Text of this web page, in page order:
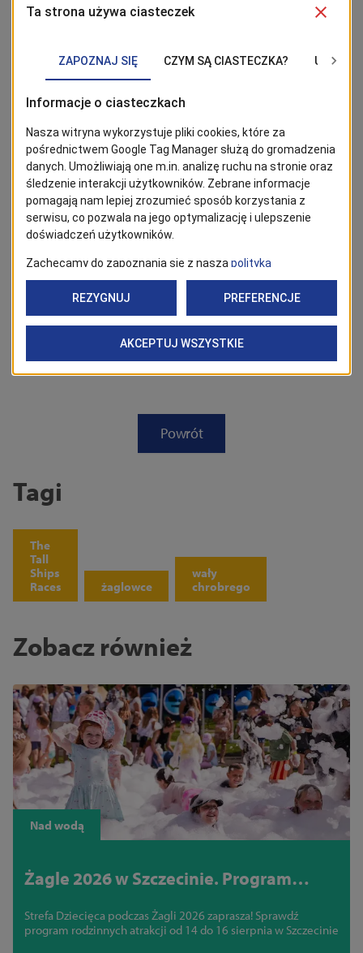
Kilonia (22–25 czerwca) – Turku (6–9 lipca) – Tallinn
Szczecin organizował finały The Tall Ships Races w
latach: 2007, 2013, 2017 i 2024.
BĄDŹ NA BIEŻĄCO!
Kliknij w przycisk „Obserwuj”, aby być bieżąco z
wiadomościami ze Szczecina. Najbardziej interesujące wpisy
znajdziesz w Google News!
Powrót
Tagi
The
Tall
Ships
Races
żaglowce
wały
chrobrego
Zobacz również
Nad wodą
Żagle 2026 w Szczecinie. Program
Strefa Dziecięca podczas Żagli 2026 zaprasza! Sprawdź
program rodzinnych atrakcji od 14 do 16 sierpnia w Szczecinie